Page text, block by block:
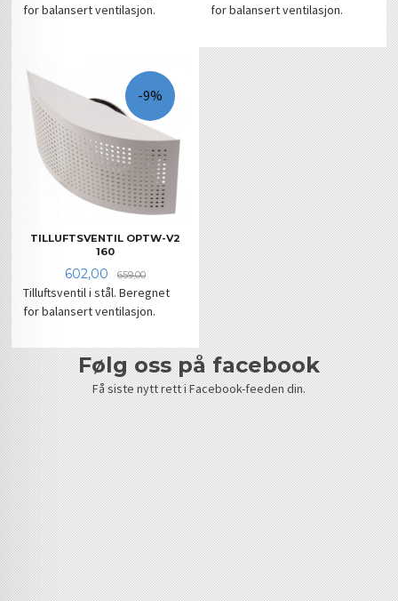
for balansert ventilasjon.
for balansert ventilasjon.
TILLUFTSVENTIL OPTW-V2
160
Tilbud
602,00 659,00Rabatt
-9%
Tilluftsventil i stål. Beregnet
for balansert ventilasjon.
følg oss på facebook
Få siste nytt rett i Facebook-feeden din.